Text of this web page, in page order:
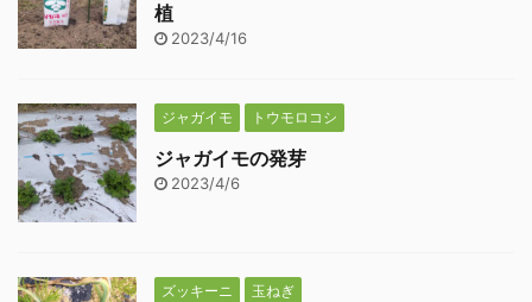
植
2023/4/16
ジャガイモ トウモロコシ
ジャガイモの発芽
2023/4/6
ズッキーニ 玉ねぎ